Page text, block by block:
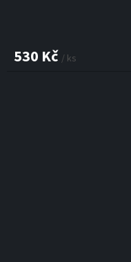
530 Kč / ks